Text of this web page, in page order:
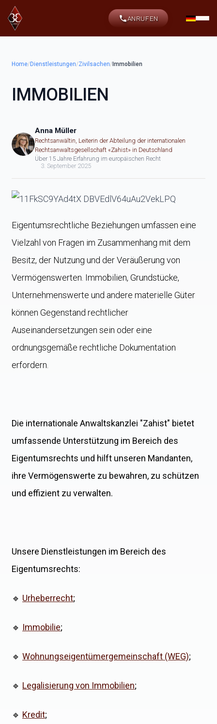
ANRUFEN
Home/ Dienstleistungen/Zivilsachen/ Immobilien
IMMOBILIEN
Anna Müller
Rechtsanwältin, Leiterin der Abteilung der internationalen
Rechtsanwaltsgesellschaft «Zahist» in Deutschland
Über 15 Jahre Erfahrung im europäischen Recht
3. September 2025
Eigentumsrechtliche Beziehungen umfassen eine
Vielzahl von Fragen im Zusammenhang mit dem
Besitz, der Nutzung und der Veräußerung von
Vermögenswerten. Immobilien, Grundstücke,
Unternehmenswerte und andere materielle Güter
können Gegenstand rechtlicher
Auseinandersetzungen sein oder eine
ordnungsgemäße rechtliche Dokumentation
erfordern.
Die internationale Anwaltskanzlei "Zahist" bietet
umfassende Unterstützung im Bereich des
Eigentumsrechts und hilft unseren Mandanten,
ihre Vermögenswerte zu bewahren, zu schützen
und effizient zu verwalten.
Unsere Dienstleistungen im Bereich des
Eigentumsrechts:
🔹 Urheberrecht;
🔹 Immobilie;
🔹 Wohnungseigentümergemeinschaft (WEG);
🔹 Legalisierung von Immobilien;
🔹 Kredit;